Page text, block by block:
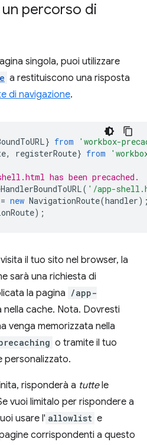
percorso di
singola, puoi utilizzare
a restituiscono una risposta
di navigazione.
} from
'workbox-
, registerRoute} from
has been precached.
( '/app-
= new NavigationRoute(handler
);
il tuo sito nel browser, la
sarà una richiesta di
la pagina /app-
nella cache. Nota. Dovresti
venga memorizzata nella
o tramite il tuo
personalizzato.
risponderà a tuttele
vuoi limitalo per rispondere a
usare l' allowlist e
corrispondenti a questo